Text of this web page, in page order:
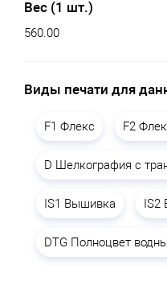
Вес (1 шт.)
560.00
Виды печати для
F1 Флекс F2
D Шелкография с
IS1 Вышивка IS2
DTG Полноцвет